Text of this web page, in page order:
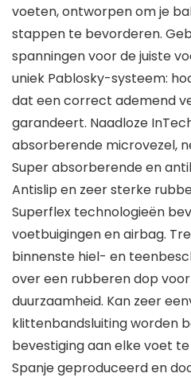
voeten, ontworpen om je
stappen te bevorderen.
spanningen voor de juiste
uniek Pablosky-systeem:
dat een correct ademend
garandeert. Naadloze
absorberende microvezel,
Super absorberende en
Antislip en zeer sterke
Superflex technologieën
voetbuigingen en airbag.
binnenste hiel- en
over een rubberen dop
duurzaamheid. Kan zeer
klittenbandsluiting worden
bevestiging aan elke voet
Spanje geproduceerd en